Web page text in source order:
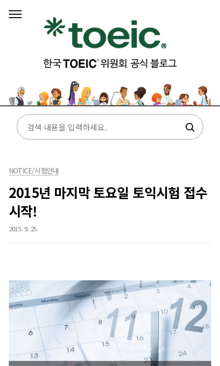
NOTICE/시험안내
2015년 마지막 토요일 토익시험 접수
시작!
2015. 9. 25.